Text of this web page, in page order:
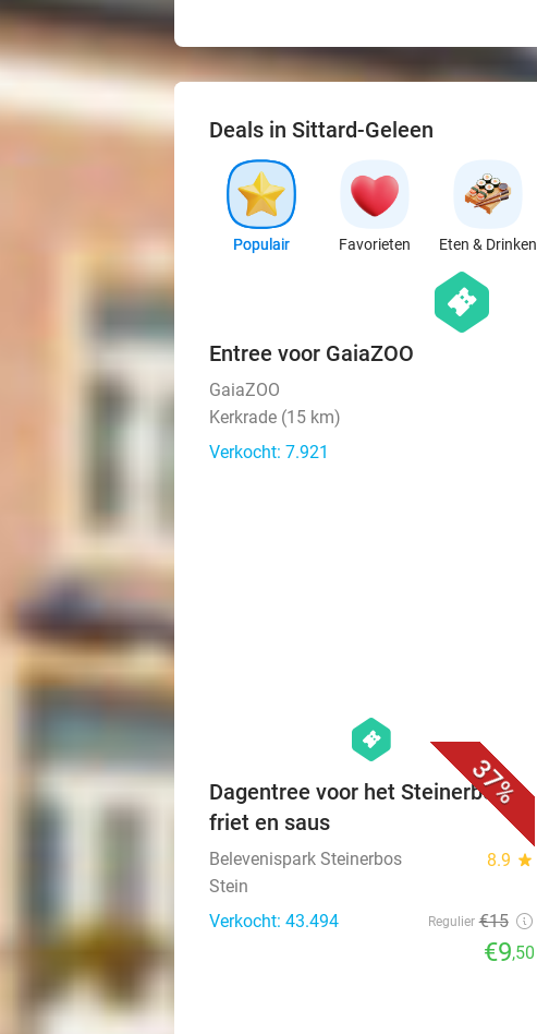
Deals in Sittard-Geleen
Populair Favorieten Eten & Drinken
hexagon
events
Entree voor GaiaZOO
GaiaZOO
Kerkrade (15 km)
Verkocht: 7.921
37%
hexagon
events
Dagentree voor het Steinerbos +
friet en saus
Belevenispark Steinerbos 8.9 star
Stein
Verkocht: 43.494
Regulier €15
€9,50